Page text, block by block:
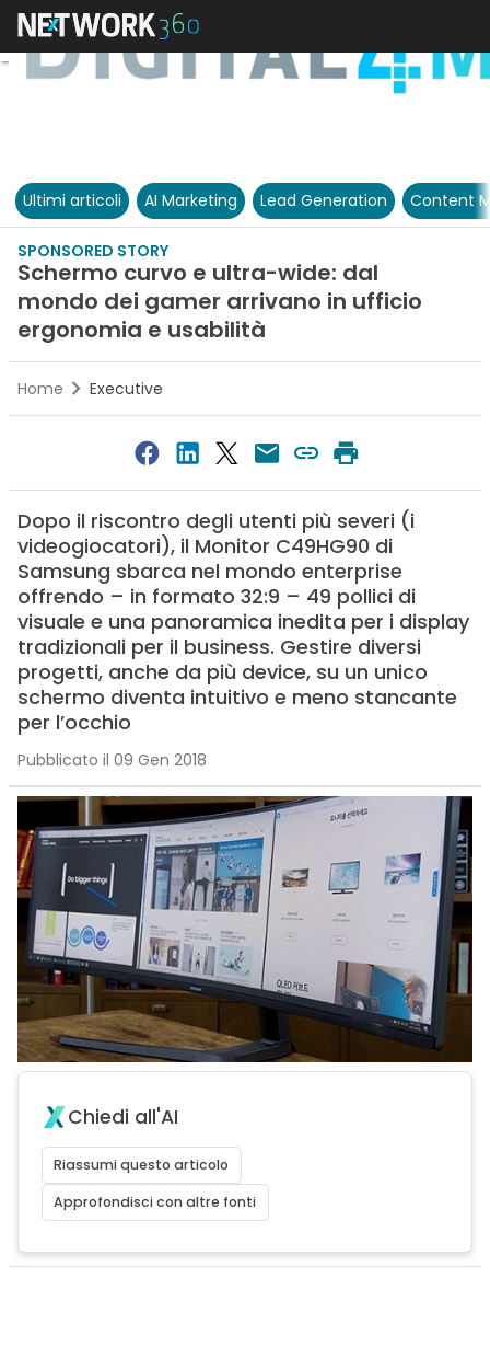
Ultimi articoli AI Marketing Lead Generation Content
SPONSORED STORY
Schermo curvo e ultra-wide: dal
mondo dei gamer arrivano in ufficio
ergonomia e usabilità
Home Executive
Dopo il riscontro degli utenti più severi (i
videogiocatori), il Monitor C49HG90 di
Samsung sbarca nel mondo enterprise
offrendo – in formato 32:9 – 49 pollici di
visuale e una panoramica inedita per i display
tradizionali per il business. Gestire diversi
progetti, anche da più device, su un unico
schermo diventa intuitivo e meno stancante
per l’occhio
Pubblicato il 09 Gen 2018
Chiedi all'AI
Riassumi questo articolo
Approfondisci con altre fonti